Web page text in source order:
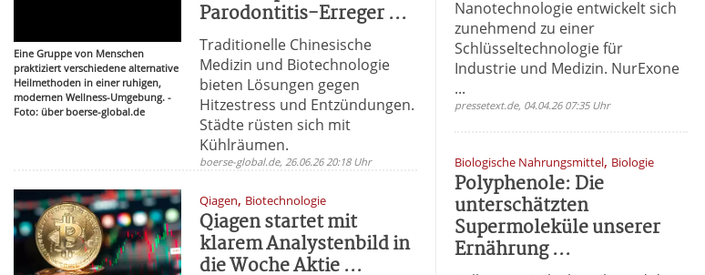
Eine Gruppe von Menschen
praktiziert verschiedene alternative
Heilmethoden in einer ruhigen,
modernen Wellness-Umgebung. -
Foto: über boerse-global.de
Parodontitis-Erreger ...
Traditionelle Chinesische
Medizin und Biotechnologie
bieten Lösungen gegen
Hitzestress und Entzündungen.
Städte rüsten sich mit
Kühlräumen.
boerse-global.de, 26.06.26 20:18 Uhr
Qiagen, Biotechnologie
Qiagen startet mit
klarem Analystenbild in
die Woche Aktie ...
Nanotechnologie entwickelt sich
zunehmend zu einer
Schlüsseltechnologie für
Industrie und Medizin. NurExone
...
pressetext.de, 04.04.26 07:35 Uhr
Biologische Nahrungsmittel, Biologie
Polyphenole: Die
unterschätzten
Supermoleküle unserer
Ernährung ...